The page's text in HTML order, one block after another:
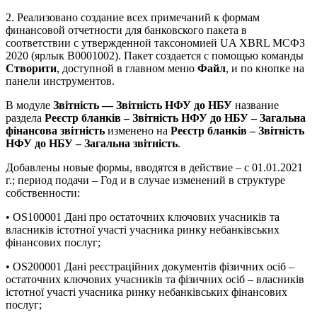
2. Реализовано создание всех примечаний к формам
финансовой отчетности для банковского пакета в
соответствии с утвержденной таксономией UA XBRL МСФЗ
2020 (ярлык В0001002). Пакет создается с помощью команды
Створити, доступной в главном меню Файл, и по кнопке на
панели инструментов.
В модуле Звітність — Звітність НФУ до НБУ название
раздела Реєстр бланків – Звітність НФУ до НБУ – Загальна
фінансова звітність изменено на Реєстр бланків – Звітність
НФУ до НБУ – Загальна звітність.
Добавлены новые формы, вводятся в действие – с 01.01.2021
г.; период подачи – Год и в случае изменений в структуре
собственности:
• OS100001 Дані про остаточних ключових учасників та
власників істотної участі учасника ринку небанківських
фінансових послуг;
• OS200001 Дані реєстраційних документів фізичних осіб –
остаточних ключових учасників та фізичних осіб – власників
істотної участі учасника ринку небанківських фінансових
послуг;